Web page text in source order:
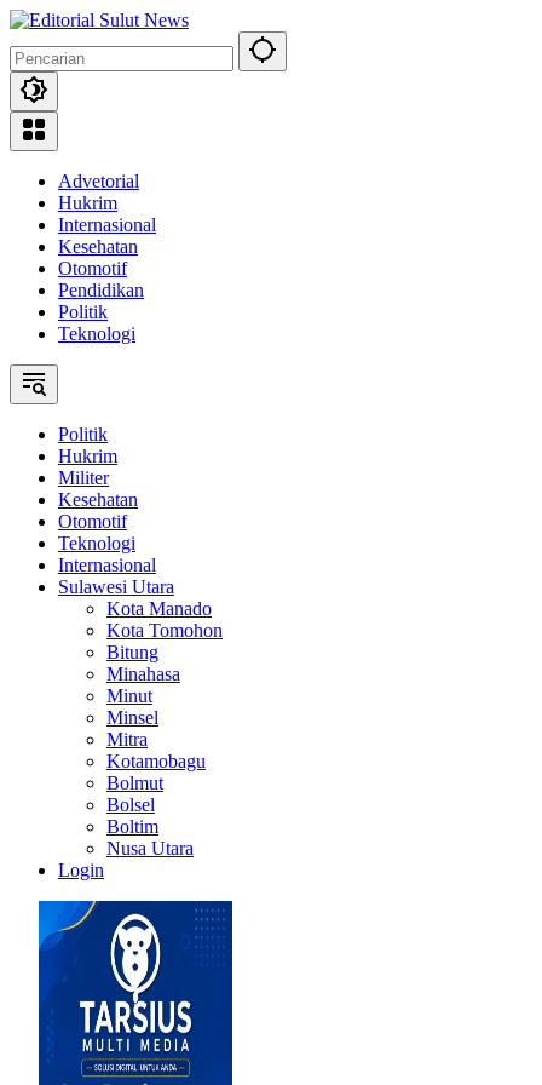
Langsung
konten
Advetorial
Hukrim
Internasional
Kesehatan
Otomotif
Pendidikan
Politik
Teknologi
Politik
Hukrim
Militer
Kesehatan
Otomotif
Teknologi
Internasional
Sulawesi Utara
Kota Manado
Kota Tomohon
Bitung
Minahasa
Minut
Minsel
Mitra
Kotamobagu
Bolmut
Bolsel
Boltim
Nusa Utara
Login